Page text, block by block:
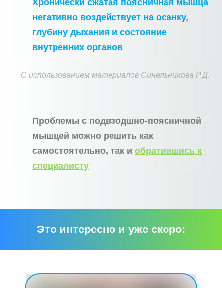
Хронически сжатая поясничная мышца
негативно воздействует на осанку,
глубину дыхания и состояние
внутренних органов
С использованием материалов Синельникова Р.Д.
Проблемы с подвзодшно-поясничной
мышцей можно решить как
самостоятельно, так и обратившись к
специалисту
Это интересно и уже скоро: